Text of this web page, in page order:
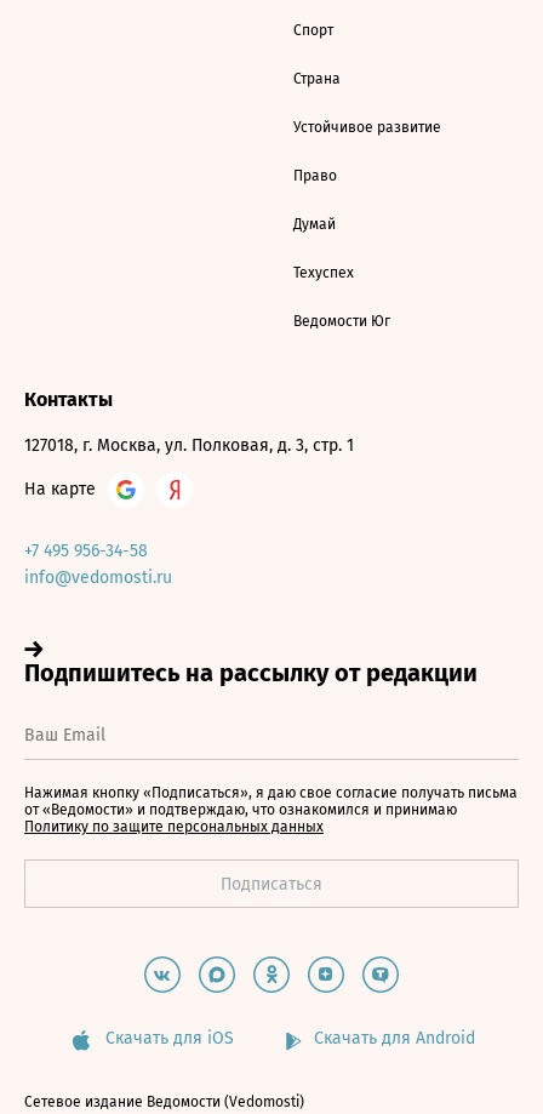
Спорт
Страна
Устойчивое развитие
Право
Думай
Техуспех
Ведомости Юг
Контакты
127018, г. Москва, ул. Полковая, д. 3, стр. 1
На карте
+7 495 956-34-58
info@vedomosti.ru
Нажимая кнопку «Подписаться», я даю свое согласие получать письма
от «Ведомости» и подтверждаю, что ознакомился и принимаю
Политику по защите персональных данных
Скачать для iOS Скачать для Android
Сетевое издание Ведомости (Vedomosti)